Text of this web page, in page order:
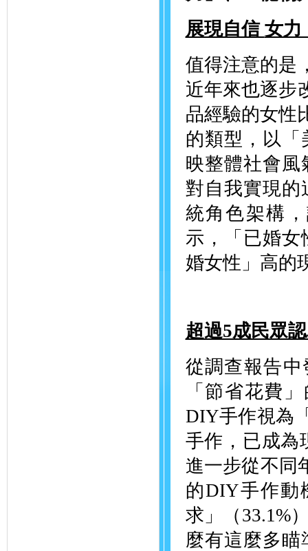
展現自信 女
值得注意的是
近年來也逐步
品經驗的女性
的類型，以
映整體社會
對自我實現的
統角色架構
示，「已婚女
婚女性」高的
超過5成民眾
從調查報告
「節省花費
DIY手作視為
手作，已成為
進一步從不同
的DIY手作動
求」（33.1%
麼有這麼多